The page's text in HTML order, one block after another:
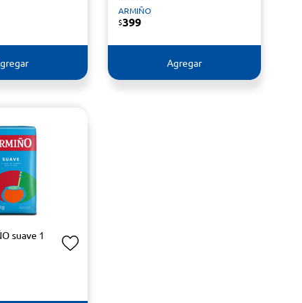
ARMIÑO
$399
Agregar
suave 1